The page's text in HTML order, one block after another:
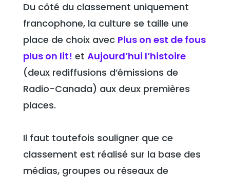
Du côté du classement uniquement
francophone, la culture se taille une
place de choix avec Plus on est de fous
plus on lit! et Aujourd’hui l’histoire
(deux rediffusions d’émissions de
Radio-Canada) aux deux premières
places.
Il faut toutefois souligner que ce
classement est réalisé sur la base des
médias, groupes ou réseaux de